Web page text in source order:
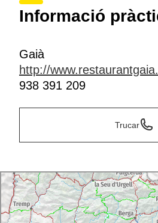
Informació
Gaià
http://
938 391 209
Trucar